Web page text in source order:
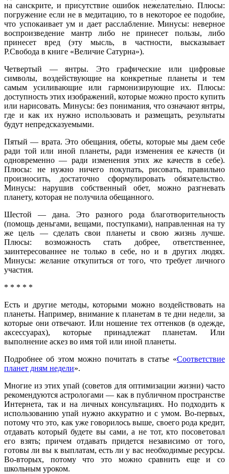
на санскрите, и присутствие ошибок нежелательно. Плюсы:
погружение если не в медитацию, то в некоторое ее подобие,
что успокаивает ум и дает расслабление. Минусы: неверное
воспроизведение мантр либо не принесет пользы, либо
принесет вред (эту мысль, в частности, высказывает
Р.Свобода в книге «Величие Сатурна»).
Четвертый — янтры. Это графические или цифровые
символы, воздействующие на конкретные планеты и тем
самым усиливающие или гармонизирующие их. Плюсы:
доступность этих изображений, которые можно просто купить
или нарисовать. Минусы: без понимания, что означают янтры,
где и как их нужно использовать и размещать, результаты
будут непредсказуемыми.
Пятый — врата. Это обещания, обеты, которые мы даем себе
ради той или иной планеты, ради изменения ее качеств (и
одновременно — ради изменения этих же качеств в себе).
Плюсы: не нужно ничего покупать, рисовать, правильно
произносить, достаточно сформулировать обязательство.
Минусы: нарушив собственный обет, можно разгневать
планету, которая не получила обещанного.
Шестой — дана. Это разного рода благотворительность
(помощь деньгами, вещами, поступками), направленная на ту
же цель — сделать свои планеты и свою жизнь лучше.
Плюсы: возможность стать добрее, ответственнее,
заинтересованнее не только в себе, но и в других людях.
Минусы: желание откупиться от того, что требует личного
участия.
* * * * *
Есть и другие методы, которыми можно воздействовать на
планеты. Например, внимание к планетам в те дни недели, за
которые они отвечают. Или ношение тех оттенков (в одежде,
аксессуарах), которые принадлежат планетам. Или
выполнение аскез во имя той или иной планеты.
Подробнее об этом можно почитать в статье «Соответствие
планет дням недели».
Многие из этих упай (советов для оптимизации жизни) часто
рекомендуются астрологами — как в публичном пространстве
Интернета, так и на личных консультациях. Но подходить к
использованию упай нужно аккуратно и с умом. Во-первых,
потому что это, как уже говорилось выше, своего рода кредит,
отдавать который будете вы сами, а не тот, кто посоветовал
его взять; причем отдавать придется независимо от того,
готовы ли вы к выплатам, есть ли у вас необходимые ресурсы.
Во-вторых, потому что это можно сравнить еще и со
школьным уроком.